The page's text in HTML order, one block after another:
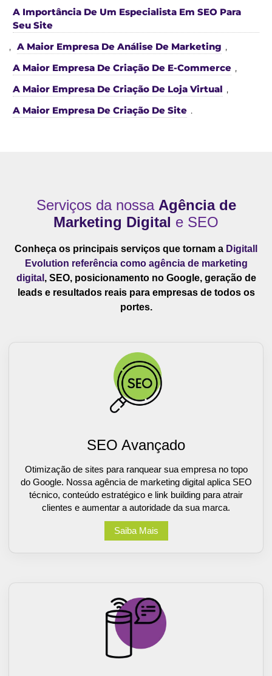
A Importância De Um Especialista Em SEO Para
Seu Site
, A Maior Empresa De Análise De Marketing ,
A Maior Empresa De Criação De E-Commerce ,
A Maior Empresa De Criação De Loja Virtual ,
A Maior Empresa De Criação De Site .
Serviços da nossa Agência de
Marketing Digital e SEO
Conheça os principais serviços que tornam a Digitall
Evolution referência como agência de marketing
digital , SEO, posicionamento no Google, geração de
leads e resultados reais para empresas de todos os
portes.
SEO Avançado
Otimização de sites para ranquear sua empresa no topo
do Google. Nossa agência de marketing digital aplica SEO
técnico, conteúdo estratégico e link building para atrair
clientes e aumentar a autoridade da sua marca.
Saiba Mais